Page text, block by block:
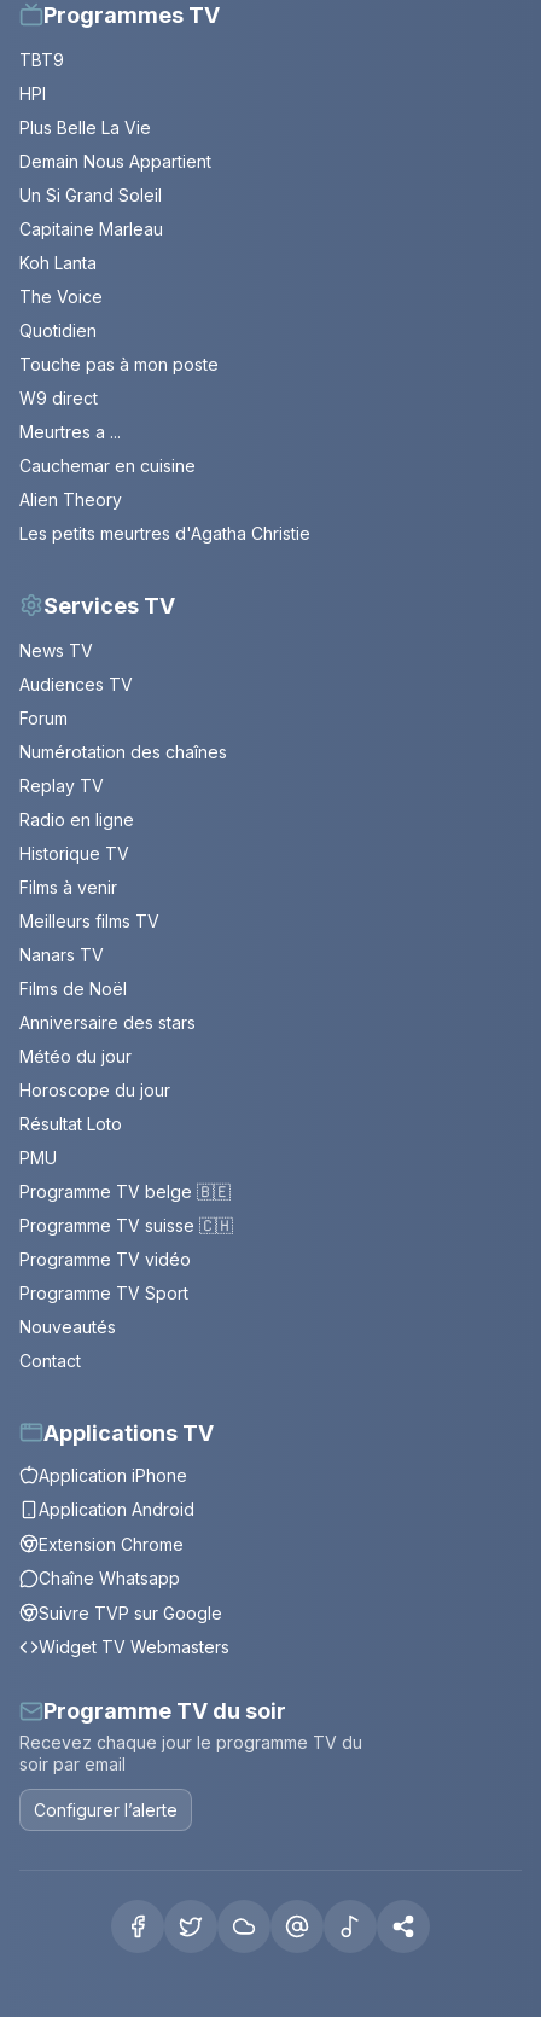
Programmes TV
TBT9
HPI
Plus Belle La Vie
Demain Nous Appartient
Un Si Grand Soleil
Capitaine Marleau
Koh Lanta
The Voice
Quotidien
Touche pas à mon poste
W9 direct
Meurtres a ...
Cauchemar en cuisine
Alien Theory
Les petits meurtres d'Agatha Christie
Services TV
News TV
Audiences TV
Forum
Numérotation des chaînes
Replay TV
Radio en ligne
Historique TV
Films à venir
Meilleurs films TV
Nanars TV
Films de Noël
Anniversaire des stars
Météo du jour
Horoscope du jour
Résultat Loto
PMU
Programme TV belge 🇧🇪
Programme TV suisse 🇨🇭
Programme TV vidéo
Programme TV Sport
Nouveautés
Contact
Applications TV
Application iPhone
Application Android
Extension Chrome
Chaîne Whatsapp
Suivre TVP sur Google
Widget TV Webmasters
Programme TV du soir
Recevez chaque jour le programme TV du
soir par email
Configurer l’alerte